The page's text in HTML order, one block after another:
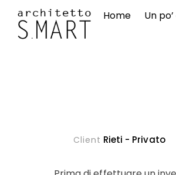
content
Home Un
Client Rieti - Privato